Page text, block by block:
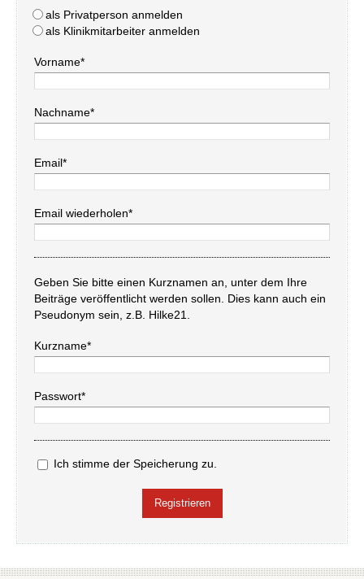
als Privatperson anmelden
als Klinikmitarbeiter anmelden
Vorname*
Nachname*
Email*
Email wiederholen*
Geben Sie bitte einen Kurznamen an, unter dem Ihre
Beiträge veröffentlicht werden sollen. Dies kann auch ein
Pseudonym sein, z.B. Hilke21.
Kurzname*
Passwort*
Ich stimme der Speicherung zu.